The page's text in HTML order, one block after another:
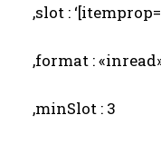
,slot :
,format :
,minSlot : 3